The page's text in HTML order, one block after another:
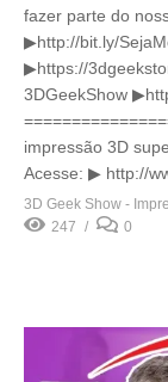
fazer parte do
▶http://bit.ly/
▶https://
3DGeekShow
impressão 3D
Acesse: ▶ http://
3D Geek Show -
247
0